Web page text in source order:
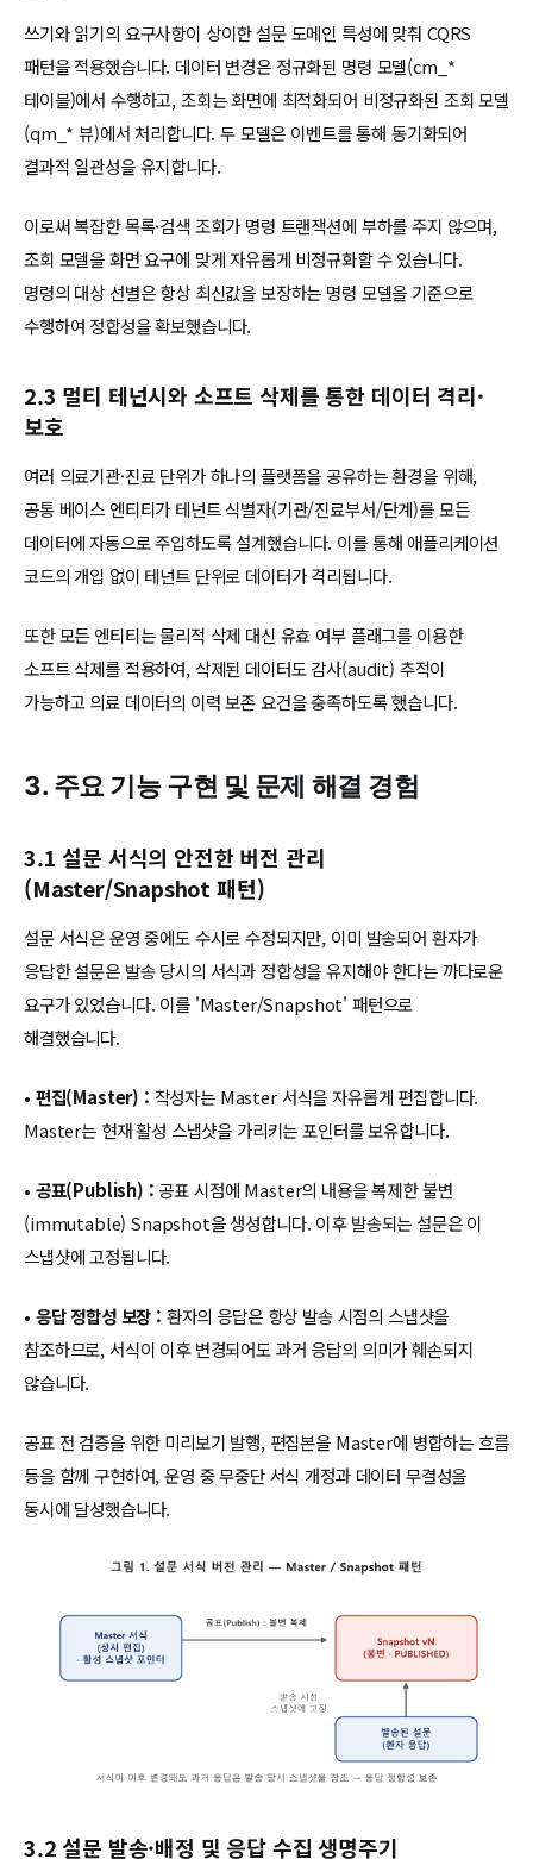
쓰기와 읽기의 요구사항이 상이한 설문 도메인 특성에 맞춰 CQRS
패턴을 적용했습니다. 데이터 변경은 정규화된 명령 모델(cm_*
테이블)에서 수행하고, 조회는 화면에 최적화되어 비정규화된 조회 모델
(qm_* 뷰)에서 처리합니다. 두 모델은 이벤트를 통해 동기화되어
결과적 일관성을 유지합니다.
이로써 복잡한 목록·검색 조회가 명령 트랜잭션에 부하를 주지 않으며,
조회 모델을 화면 요구에 맞게 자유롭게 비정규화할 수 있습니다.
명령의 대상 선별은 항상 최신값을 보장하는 명령 모델을 기준으로
수행하여 정합성을 확보했습니다.
2.3 멀티 테넌시와 소프트 삭제를 통한 데이터 격리·
보호
여러 의료기관·진료 단위가 하나의 플랫폼을 공유하는 환경을 위해,
공통 베이스 엔티티가 테넌트 식별자(기관/진료부서/단계)를 모든
데이터에 자동으로 주입하도록 설계했습니다. 이를 통해 애플리케이션
코드의 개입 없이 테넌트 단위로 데이터가 격리됩니다.
또한 모든 엔티티는 물리적 삭제 대신 유효 여부 플래그를 이용한
소프트 삭제를 적용하여, 삭제된 데이터도 감사(audit) 추적이
가능하고 의료 데이터의 이력 보존 요건을 충족하도록 했습니다.
3. 주요 기능 구현 및 문제 해결 경험
3.1 설문 서식의 안전한 버전 관리
(Master/Snapshot 패턴)
설문 서식은 운영 중에도 수시로 수정되지만, 이미 발송되어 환자가
응답한 설문은 발송 당시의 서식과 정합성을 유지해야 한다는 까다로운
요구가 있었습니다. 이를 'Master/Snapshot' 패턴으로
해결했습니다.
• 편집(Master) : 작성자는 Master 서식을 자유롭게 편집합니다.
Master는 현재 활성 스냅샷을 가리키는 포인터를 보유합니다.
• 공표(Publish) : 공표 시점에 Master의 내용을 복제한 불변
(immutable) Snapshot을 생성합니다. 이후 발송되는 설문은 이
스냅샷에 고정됩니다.
• 응답 정합성 보장 : 환자의 응답은 항상 발송 시점의 스냅샷을
참조하므로, 서식이 이후 변경되어도 과거 응답의 의미가 훼손되지
않습니다.
공표 전 검증을 위한 미리보기 발행, 편집본을 Master에 병합하는 흐름
등을 함께 구현하여, 운영 중 무중단 서식 개정과 데이터 무결성을
동시에 달성했습니다.
3.2 설문 발송·배정 및 응답 수집 생명주기